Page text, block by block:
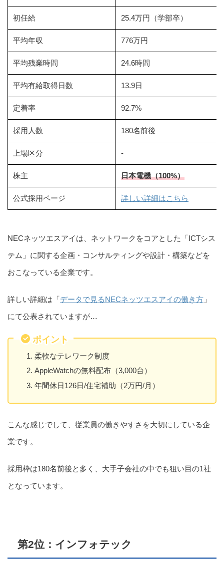
初任給 25.4万円（学部卒）
平均年収 776万円
平均残業時間 24.6時間
平均有給取得日数 13.9日
定着率 92.7%
採用人数 180名前後
上場区分 -
株主 日本電機（100%）
公式採用ページ 詳しい詳細はこちら
NECネッツエスアイは、ネットワークをコアとした「ICTシス
テム」に関する企画・コンサルティングや設計・構築などを
おこなっている企業です。
詳しい詳細は「データで見るNECネッツエスアイの働き方 」
にて公表されていますが…
ポイント
柔軟なテレワーク制度
AppleWatchの無料配布（3,000台）
年間休日126日/住宅補助（2万円/月）
こんな感じでして、従業員の働きやすさを大切にしている企
業です。
採用枠は180名前後と多く、大手子会社の中でも狙い目の1社
となっています。
第2位：インフォテック